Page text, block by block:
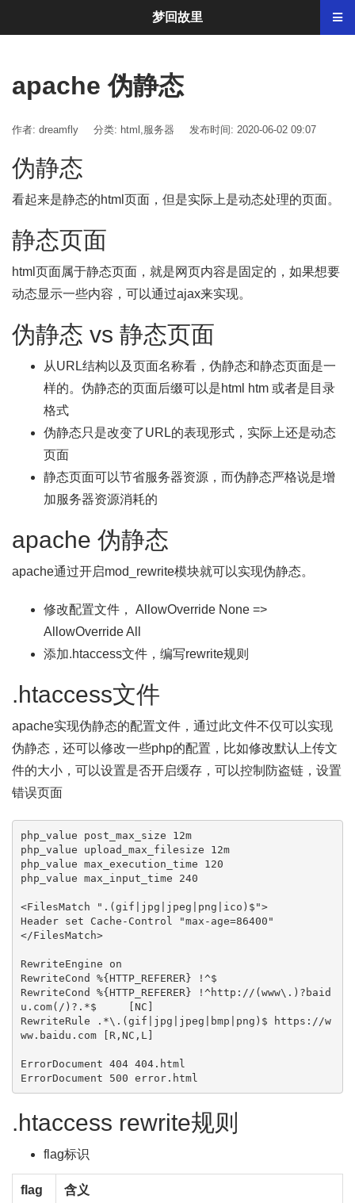
apache 伪静态
作者: dreamfly 分类: html ,服务器 发布时间: 2020-06-02 09:07
伪静态
看起来是静态的html页面，但是实际上是动态处理的页面。
静态页面
html页面属于静态页面，就是网页内容是固定的，如果想要
动态显示一些内容，可以通过ajax来实现。
伪静态 vs 静态页面
从URL结构以及页面名称看，伪静态和静态页面是一
样的。伪静态的页面后缀可以是html htm 或者是目录
格式
伪静态只是改变了URL的表现形式，实际上还是动态
页面
静态页面可以节省服务器资源，而伪静态严格说是增
加服务器资源消耗的
apache 伪静态
apache通过开启mod_rewrite模块就可以实现伪静态。
修改配置文件， AllowOverride None =>
AllowOverride All
添加.htaccess文件，编写rewrite规则
.htaccess文件
apache实现伪静态的配置文件，通过此文件不仅可以实现
伪静态，还可以修改一些php的配置，比如修改默认上传文
件的大小，可以设置是否开启缓存，可以控制防盗链，设置
错误页面
php_value post_max_size 12m
php_value upload_max_filesize 12m
php_value max_execution_time 120
php_value max_input_time 240
<FilesMatch ".(gif|jpg|jpeg|png|ico)$">
Header set Cache-Control "max-age=86400"
</FilesMatch>
RewriteEngine on
RewriteCond %{HTTP_REFERER} !^$
RewriteCond %{HTTP_REFERER} !^http://(www\.)?baid
u.com(/)?.*$     [NC]
RewriteRule .*\.(gif|jpg|jpeg|bmp|png)$ https://w
ww.baidu.com [R,NC,L]
ErrorDocument 404 404.html
.htaccess rewrite规则
flag标识
flag 含义
梦回故里